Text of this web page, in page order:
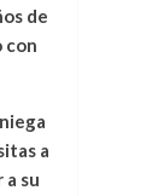
de
con
a
su